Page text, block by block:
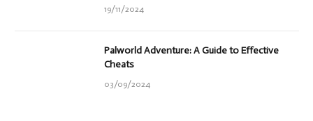
19/11/2024
Palworld Adventure: A Guide to Effective
Cheats
03/09/2024